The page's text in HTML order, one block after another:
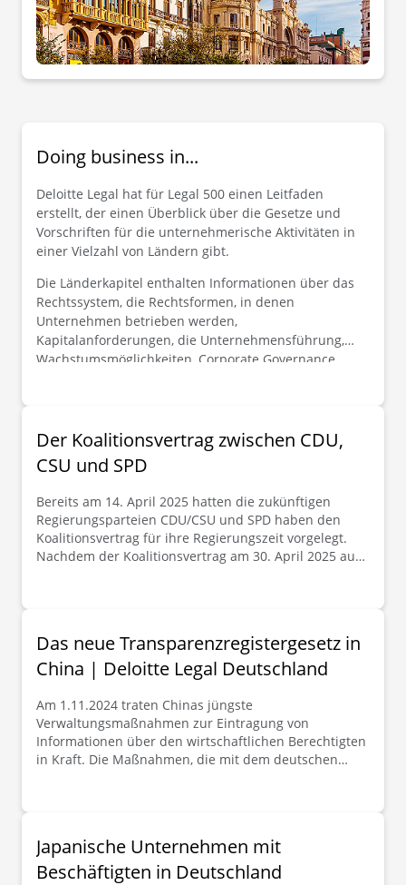
Doing business in...
Deloitte Legal hat für Legal 500 einen Leitfaden
erstellt, der einen Überblick über die Gesetze und
Vorschriften für die unternehmerische Aktivitäten in
einer Vielzahl von Ländern gibt.
Die Länderkapitel enthalten Informationen über das
Rechtssystem, die Rechtsformen, in denen
Unternehmen betrieben werden,
Kapitalanforderungen, die Unternehmensführung,
Wachstumsmöglichkeiten, Corporate Governance,
Der Koalitionsvertrag zwischen CDU,
CSU und SPD
Bereits am 14. April 2025 hatten die zukünftigen
Regierungsparteien CDU/CSU und SPD haben den
Koalitionsvertrag für ihre Regierungszeit vorgelegt.
Nachdem der Koalitionsvertrag am 30. April 2025 auch
Das neue Transparenzregistergesetz in
China | Deloitte Legal Deutschland
Am 1.11.2024 traten Chinas jüngste
Verwaltungsmaßnahmen zur Eintragung von
Informationen über den wirtschaftlichen Berechtigten
in Kraft. Die Maßnahmen, die mit dem deutschen
Japanische Unternehmen mit
Beschäftigten in Deutschland